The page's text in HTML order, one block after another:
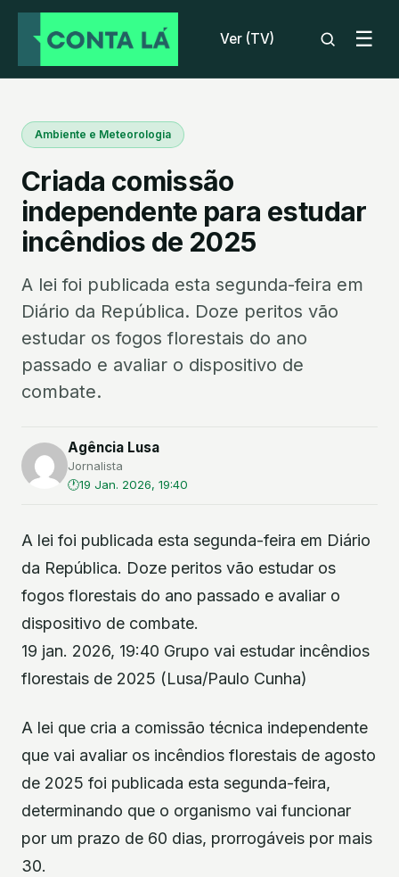
Ver (TV) ☰
Ambiente e Meteorologia
Criada comissão
independente para estudar
incêndios de 2025
A lei foi publicada esta segunda-feira em
Diário da República. Doze peritos vão
estudar os fogos florestais do ano
passado e avaliar o dispositivo de
combate.
Agência Lusa
Jornalista
19 Jan. 2026, 19:40
A lei foi publicada esta segunda-feira em Diário
da República. Doze peritos vão estudar os
fogos florestais do ano passado e avaliar o
dispositivo de combate.
19 jan. 2026, 19:40 Grupo vai estudar incêndios
florestais de 2025 (Lusa/Paulo Cunha)
A lei que cria a comissão técnica independente
que vai avaliar os incêndios florestais de agosto
de 2025 foi publicada esta segunda-feira,
determinando que o organismo vai funcionar
por um prazo de 60 dias, prorrogáveis por mais
30.